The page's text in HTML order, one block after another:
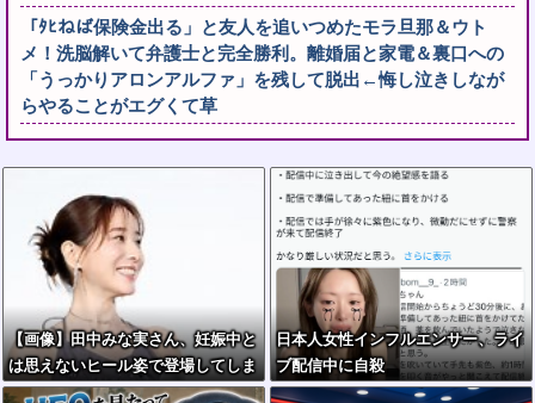
「ﾀﾋねば保険金出る」と友人を追いつめたモラ旦那＆ウト
メ！洗脳解いて弁護士と完全勝利。離婚届と家電＆裏口への
「うっかりアロンアルファ」を残して脱出←悔し泣きしなが
らやることがエグくて草
【画像】田中みな実さん、妊娠中と
は思えないヒール姿で登場してしま
う
日本人女性インフルエンサー、ライ
ブ配信中に自殺